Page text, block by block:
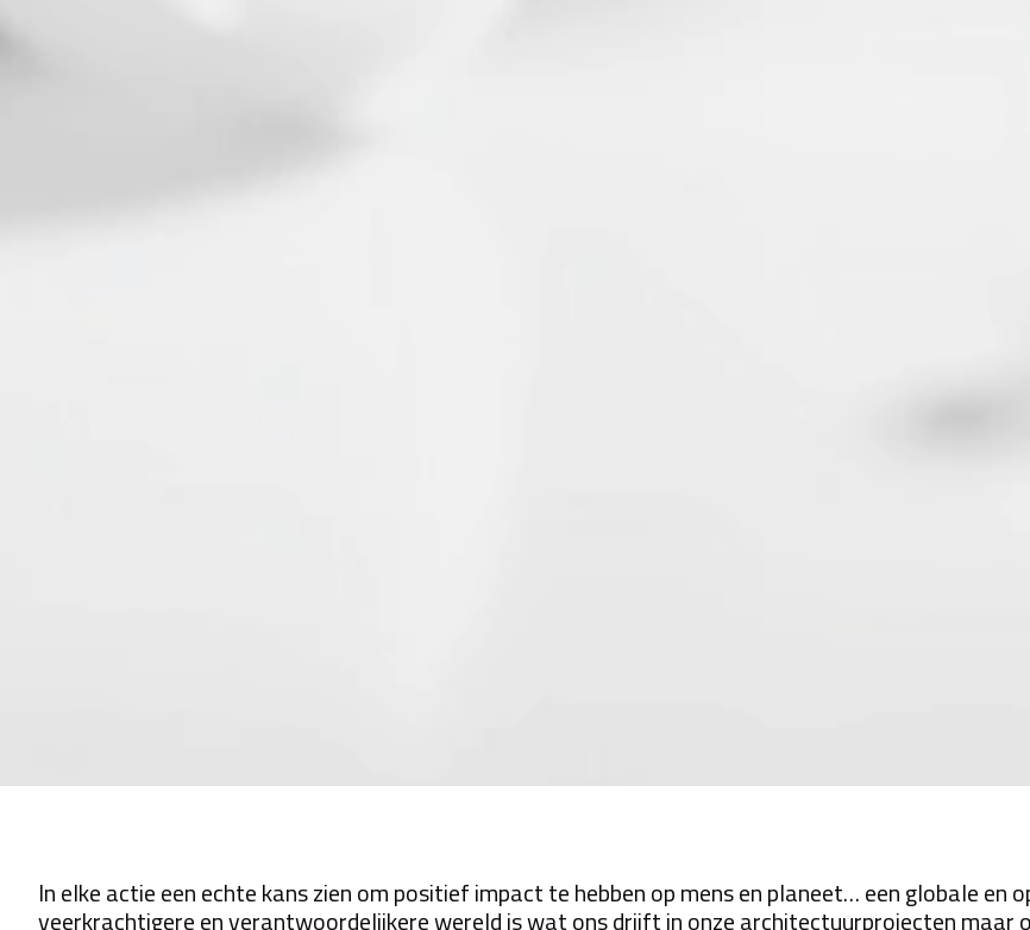
In elke actie een echte kans zien om positief impact te hebben op mens en planeet… een globale en
veerkrachtigere en verantwoordelijkere wereld is wat ons drijft in onze architectuurprojecten maar